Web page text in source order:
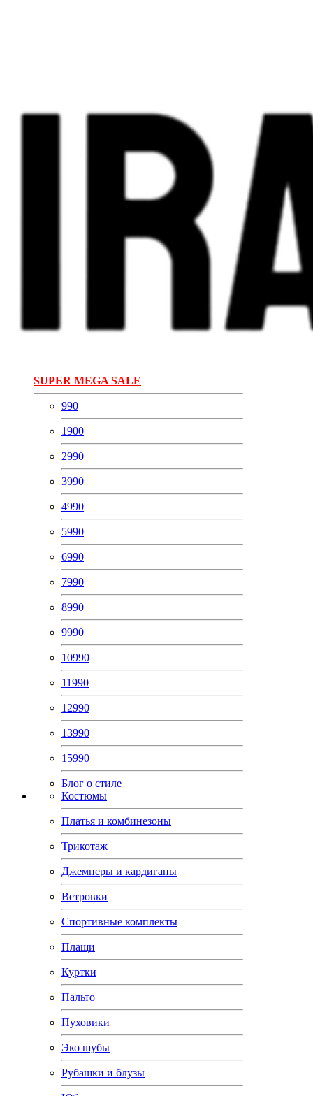
SUPER MEGA SALE
990
1900
2990
3990
4990
5990
6990
7990
8990
9990
10990
11990
12990
13990
15990
Блог о стиле
Костюмы
Платья и комбинезоны
Трикотаж
Джемперы и кардиганы
Ветровки
Спортивные комплекты
Плащи
Куртки
Пальто
Пуховики
Эко шубы
Рубашки и блузы